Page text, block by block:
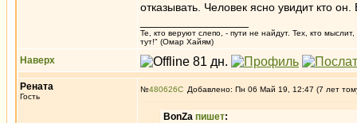
отказывать. Человек ясно увидит кто
Те, кто веруют слепо, - пути не найдут. Тех, кто
тут!" (Омар Хайям)
Наверх
Рената
Гость
№480626 Добавлено: Пн 06 Май 19, 12:47 (7 лет
BonZa пишет: